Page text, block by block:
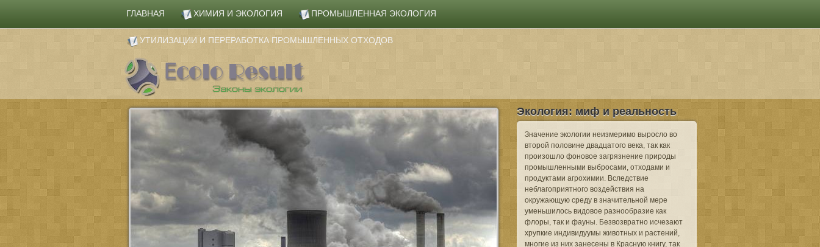
ГЛАВНАЯ ХИМИЯ И ЭКОЛОГИЯ ПРОМЫШЛЕННАЯ ЭКОЛОГИЯ
УТИЛИЗАЦИИ И ПЕРЕРАБОТКА ПРОМЫШЛЕННЫХ ОТХОДОВ
Экология: миф и реальность
Значение экологии неизмеримо выросло во
второй половине двадцатого века, так как
произошло фоновое загрязнение природы
промышленными выбросами, отходами и
продуктами агрохимии. Вследствие
неблагоприятного воздействия на
окружающую среду в значительной мере
уменьшилось видовое разнообразие как
флоры, так и фауны. Безвозвратно исчезают
хрупкие индивидуумы животных и растений,
многие из них занесены в Красную книгу, так